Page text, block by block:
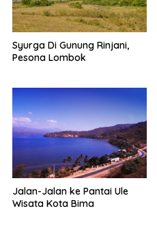
Syurga Di Gunung Rinjani,
Pesona Lombok
Jalan-Jalan ke Pantai Ule
Wisata Kota Bima